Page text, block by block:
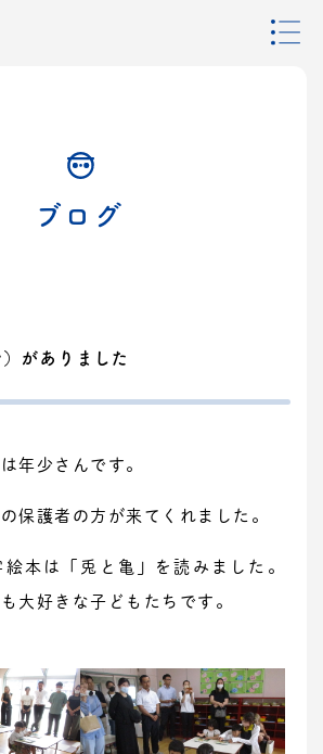
ブログ
がありました
年少さんです。
保護者の方が来てくれました。
本は「兎と亀」を読みました。
大好きな子どもたちです。